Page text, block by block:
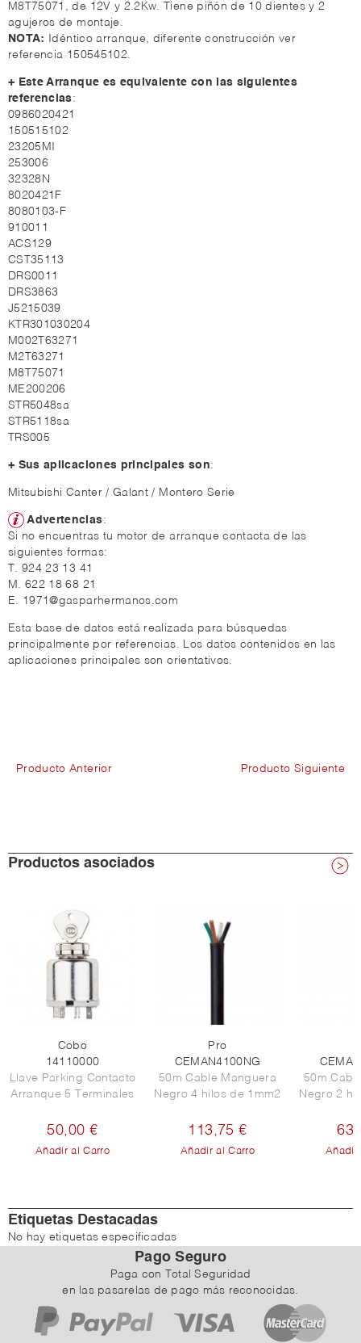
M8T75071, de 12V y 2.2Kw. Tiene piñón de 10 dientes y 2
agujeros de montaje.
NOTA:
Idéntico arranque, diferente construcción ver
referencia 150545102.
+ Este Arranque es equivalente con las siguientes
referencias:
0986020421
150515102
23205MI
253006
32328N
8020421F
8080103-F
910011
ACS129
CST35113
DRS0011
DRS3863
J5215039
KTR301030204
M002T63271
M2T63271
M8T75071
ME200206
STR5048sa
STR5118sa
TRS005
+ Sus aplicaciones principales son:
Mitsubishi Canter / Galant / Montero Serie
Advertencias:
Si no encuentras tu motor de arranque contacta de las
siguientes formas:
T. 924 23 13 41
M. 622 18 68 21
E. 1971@gasparhermanos.com
Esta base de datos está realizada para búsquedas
principalmente por referencias. Los datos contenidos en las
aplicaciones principales son orientativos.
Producto Anterior Producto Siguiente
Productos asociados
Cobo
14110000
Llave Parking Contacto
Arranque 5 Terminales
50,00 €
Añadir al Carro
Pro
CEMAN4100NG
50m Cable Manguera
Negro 4 hilos de 1mm2
113,75 €
Añadir al Carro
50m
Negro 2
Añadir
Etiquetas Destacadas
No hay etiquetas especificadas
Pago Seguro
Paga con Total Seguridad
en las pasarelas de pago más reconocidas.